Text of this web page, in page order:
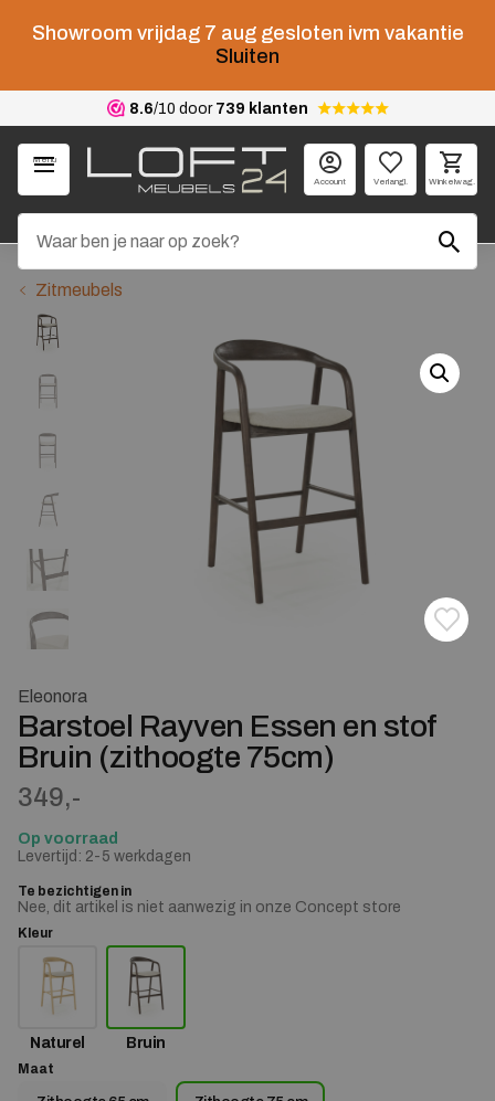
Showroom vrijdag 7 aug gesloten ivm vakantie
Sluiten
8.6/10 door 739 klanten
Menu
Account Verlangl. Winkelwag.
Zitmeubels
Eleonora
Barstoel Rayven Essen en stof
Bruin (zithoogte 75cm)
349,-
Op voorraad
Levertijd: 2-5 werkdagen
Te bezichtigen in
Nee, dit artikel is niet aanwezig in onze Concept store
Kleur
Naturel Bruin
Maat